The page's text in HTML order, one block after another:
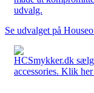
udvalg.
Se udvalget på
HCSmykker.dk
accessories. Klik